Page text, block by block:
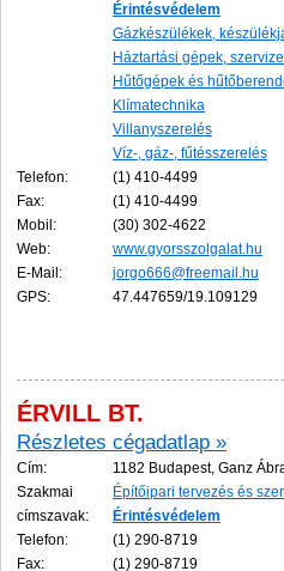
Érintésvédelem
Gázkészülékek,
Háztartási gépek,
Hűtőgépek és
Klímatechnika
Villanyszerelés
Víz-, gáz-, fűtésszerelés
Telefon:
(1) 410-4499
Fax:
(1) 410-4499
Mobil:
(30) 302-4622
Web:
www.gyorsszolgalat.hu
E-Mail:
jorgo666@freemail.hu
GPS:
47.447659/19.109129
ÉRVILL BT.
Részletes cégadatlap »
Cím:
1182 Budapest, Ganz
Szakmai
címszavak:
Építőipari tervezés és
Érintésvédelem
Telefon:
(1) 290-8719
Fax:
(1) 290-8719